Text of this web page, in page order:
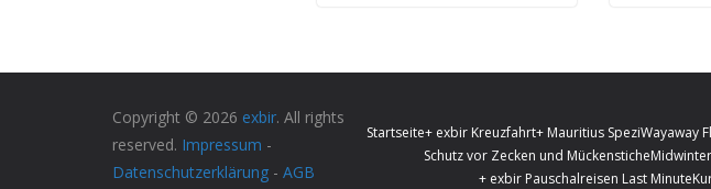
Startseite+ exbir Kreuzfahrt+ Mauritius SpeziWayaway
Schutz vor Zecken und Mückenstiche
+ exbir Pauschalreisen Last Minute
Copyright © 2026 exbir. All rights
reserved. Impressum -
Datenschutzerklärung - AGB